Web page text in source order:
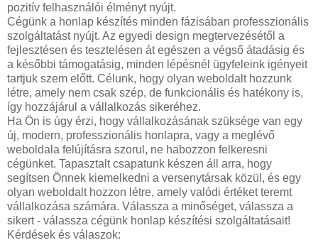
pozitív felhasználói élményt nyújt.
Cégünk a honlap készítés minden fázisában professzionális
szolgáltatást nyújt. Az egyedi design megtervezésétől a
fejlesztésen és tesztelésen át egészen a végső átadásig és
a későbbi támogatásig, minden lépésnél ügyfeleink igényeit
tartjuk szem előtt. Célunk, hogy olyan weboldalt hozzunk
létre, amely nem csak szép, de funkcionális és hatékony is,
így hozzájárul a vállalkozás sikeréhez.
Ha Ön is úgy érzi, hogy vállalkozásának szüksége van egy
új, modern, professzionális honlapra, vagy a meglévő
weboldala felújításra szorul, ne habozzon felkeresni
cégünket. Tapasztalt csapatunk készen áll arra, hogy
segítsen Önnek kiemelkedni a versenytársak közül, és egy
olyan weboldalt hozzon létre, amely valódi értéket teremt
vállalkozása számára. Válassza a minőséget, válassza a
sikert - válassza cégünk honlap készítési szolgáltatásait!
Kérdések és válaszok: